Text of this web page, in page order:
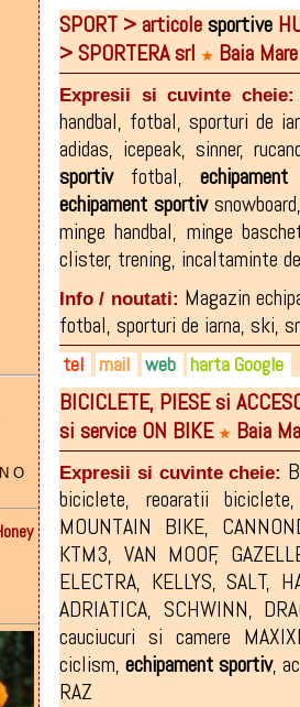
N O
0362-808183
0722-555717 (orange)
baiamarenogal@yahoo.com
bike-sport.ro
SPORT > articolesportive
> SPORTERA srl ★ Baia Mare
Expresii si cuvinte cheie:
handbal, fotbal,sporturi de
adidas, icepeak, sinner,
sportivfotbal,echipament
echipament sportivsnowboard
minge handbal, minge
clister, trening, incaltaminte
Info / noutati: Magazin
fotbal, sporturi de iarna, ski,
tel
0745-238.029
0262 27 55 59
mail
office@sportera.ro
contact@hummelshop.ro
web
sportera.ro
facebook.com/
harta Google
BICICLETE, PIESE si
si service ON BIKE ★ Baia
Expresii si cuvinte cheie:
biciclete, reoaratii biciclete
MOUNTAIN BIKE,
KTM3, VAN MOOF,
ELECTRA, KELLYS,SALT,
ADRIATICA, SCHWINN,
cauciucuri si camere
ciclism,echipament sportiv,
RAZ